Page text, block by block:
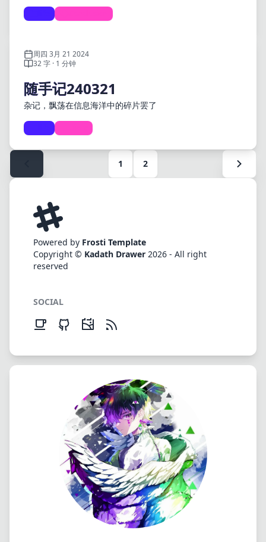
周四 3月 21 2024
32 字 · 1 分钟
随手记240321
杂记，飘荡在信息海洋中的碎片罢了
1 2
Powered by Frosti Template
Copyright © Kadath Drawer 2026 - All right
reserved
SOCIAL